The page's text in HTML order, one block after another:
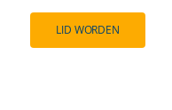
LID WORDEN